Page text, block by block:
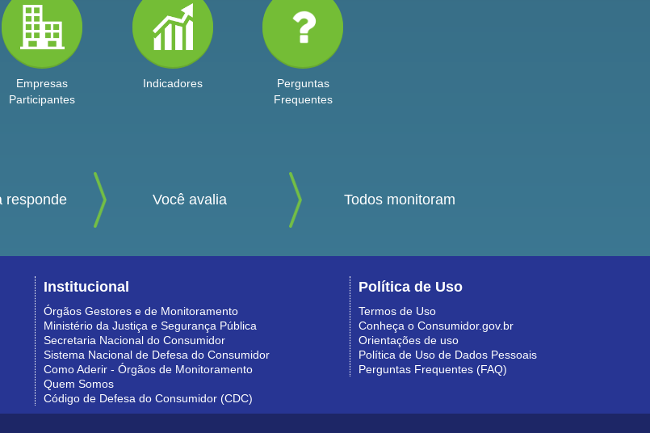
Empresas
Participantes
Indicadores
Perguntas
Frequentes
responde Você avalia Todos monitoram
Institucional
Órgãos Gestores e de Monitoramento
Ministério da Justiça e Segurança Pública
Secretaria Nacional do Consumidor
Sistema Nacional de Defesa do Consumidor
Como Aderir - Órgãos de Monitoramento
Quem Somos
Código de Defesa do Consumidor (CDC)
Política de Uso
Termos de Uso
Conheça o Consumidor.gov.br
Orientações de uso
Política de Uso de Dados Pessoais
Perguntas Frequentes (FAQ)